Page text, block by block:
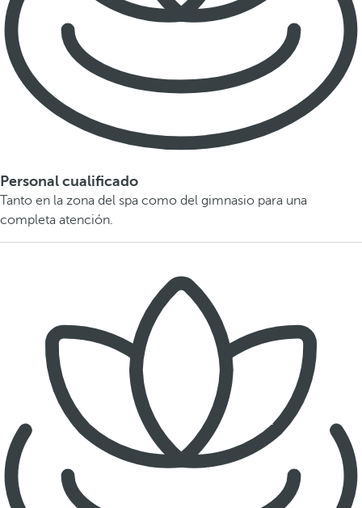
Personal cualificado
Tanto en la zona del spa como del gimnasio para una
completa atención.